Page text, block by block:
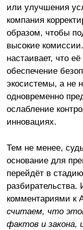
или улучшения
компания
образом, чтобы
высокие
настаивает, что
обеспечение
экосистемы, а не
одновременно
ослабление
инновациях.
Тем не менее,
основание для
перейдёт в
разбирательства.
комментариями к
считаем, что
фактов и